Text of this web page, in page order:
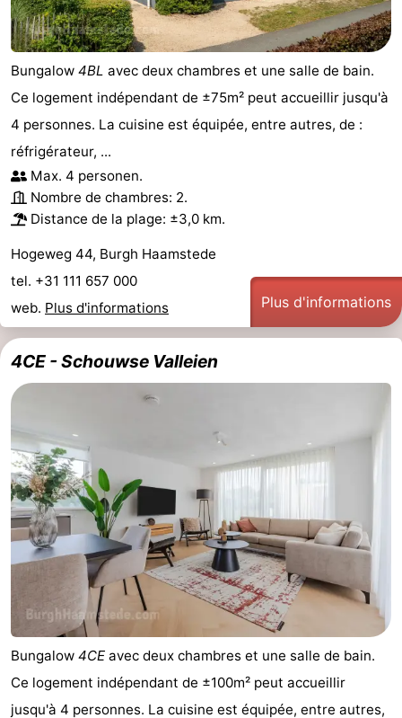
Bungalow 4BL avec deux chambres et une salle de bain.
Ce logement indépendant de ±75m² peut accueillir jusqu'à
4 personnes. La cuisine est équipée, entre autres, de :
réfrigérateur, ...
Max. 4 personen.
Nombre de chambres: 2.
Distance de la plage: ±3,0 km.
Hogeweg 44, Burgh Haamstede
tel. +31 111 657 000
web. Plus d'informations Plus d'informations
4CE - Schouwse Valleien
Bungalow 4CE avec deux chambres et une salle de bain.
Ce logement indépendant de ±100m² peut accueillir
jusqu'à 4 personnes. La cuisine est équipée, entre autres,